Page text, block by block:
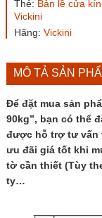
90kg
số
lượng
Thẻ: Bản lề cửa
Vickini
Hãng: Vickini
MÔ TẢ SẢN
Để đặt mua sản
90kg”, bạn có thể
được hỗ trợ tư vấn
ưu đãi giá tốt khi
tờ cần thiết (Tùy
ty…